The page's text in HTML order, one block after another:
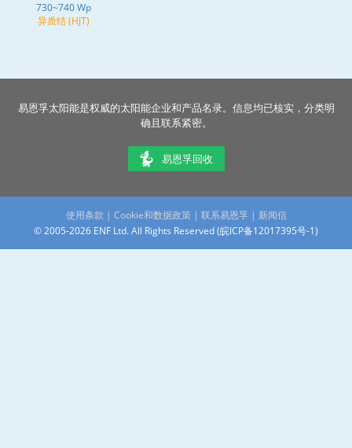
730~740 Wp
异质结 (HJT)
易恩孚太阳能是权威的太阳能企业和产品名录。信息均已核实，分类明
确且联系紧密。
易恩孚回收
使用条款 | Cookie和数据政策| 联系易恩孚 | 新闻信
© 2005-2026 ENF Ltd. All Rights Reserved (皖ICP备12017395号-1)